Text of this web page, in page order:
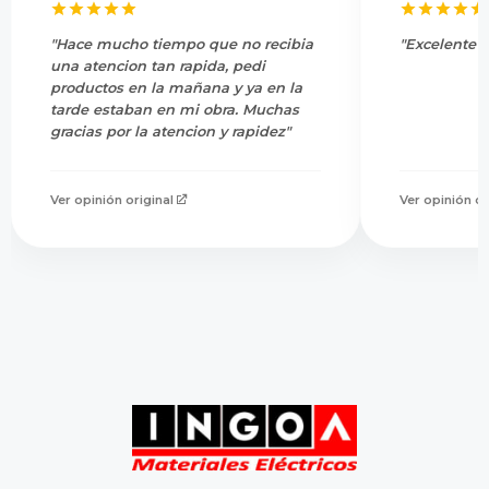
"Hace mucho tiempo que no recibia
una atencion tan rapida, pedi
productos en la mañana y ya en la
tarde estaban en mi obra. Muchas
gracias por la atencion y rapidez"
Ver opinión original
"Excelente
Ver opinión